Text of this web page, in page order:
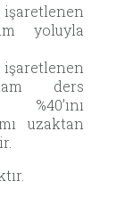
yoluyla
ders
%40’ını
uzaktan